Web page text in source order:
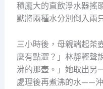
積龐大的直飲淨水器搖
默將兩種水分別倒入兩
三小時後，母親端起茶
麼有點澀？」林靜輕聲
沸的那壺。」她取出
處理後再煮沸的水——